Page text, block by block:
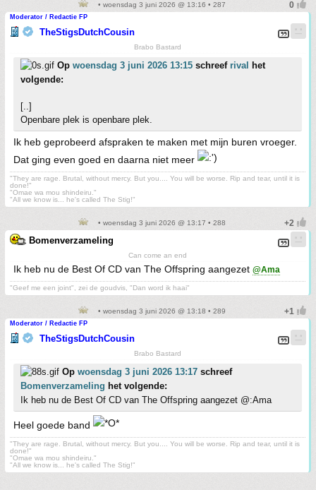
• woensdag 3 juni 2026 @ 13:16 • 287
Moderator / Redactie FP
TheStigsDutchCousin
Brabo Bastard
Op woensdag 3 juni 2026 13:15 schreef rival het
volgende:
[..]
Openbare plek is openbare plek.
Ik heb geprobeerd afspraken te maken met mijn buren vroeger.
Dat ging even goed en daarna niet meer
"They are rage. Brutal, without mercy. But you.... You will be worse. Rip and tear, until it is
done!"
"Omae wa mou shindeiru."
"All we know is... he's called The Stig!"
• woensdag 3 juni 2026 @ 13:17 • 288
Bomenverzameling
Can come an end
Ik heb nu de Best Of CD van The Offspring aangezet @Ama
"Geef me een joint", zei de goudvis, "Dan word ik haai"
• woensdag 3 juni 2026 @ 13:18 • 289
Moderator / Redactie FP
TheStigsDutchCousin
Brabo Bastard
Op woensdag 3 juni 2026 13:17 schreef
Bomenverzameling het volgende:
Ik heb nu de Best Of CD van The Offspring aangezet @:Ama
Heel goede band
"They are rage. Brutal, without mercy. But you.... You will be worse. Rip and tear, until it is
done!"
"Omae wa mou shindeiru."
"All we know is... he's called The Stig!"